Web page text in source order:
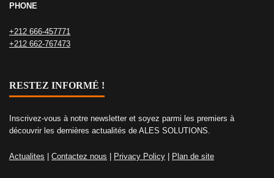
PHONE
+212 666-457771
+212 662-767473
RESTEZ INFORMÉ !
Inscrivez-vous à notre newsletter et soyez parmi les premiers à
découvrir les dernières actualités de ALES SOLUTIONS.
Actualites Contactez nous Privacy Policy Plan de site